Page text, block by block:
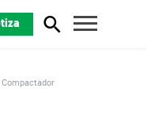
Compactador